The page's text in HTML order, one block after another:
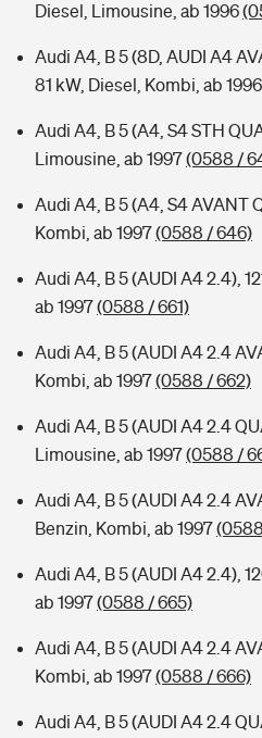
Diesel, Limousine, ab 1996
Audi A4, B 5 (8D, AUDI A4
81 kW, Diesel, Kombi, ab 1996
Audi A4, B 5 (A4, S4 STH
Limousine, ab 1997(0588 /
Audi A4, B 5 (A4, S4 AVANT
Kombi, ab 1997(0588 / 646)
Audi A4, B 5 (AUDI A4 2.4),
ab 1997(0588 / 661)
Audi A4, B 5 (AUDI A4 2.4
Kombi, ab 1997(0588 / 662)
Audi A4, B 5 (AUDI A4 2.4
Limousine, ab 1997(0588 /
Audi A4, B 5 (AUDI A4 2.4
Benzin, Kombi, ab 1997
Audi A4, B 5 (AUDI A4 2.4),
ab 1997(0588 / 665)
Audi A4, B 5 (AUDI A4 2.4
Kombi, ab 1997(0588 / 666)
Audi A4, B 5 (AUDI A4 2.4